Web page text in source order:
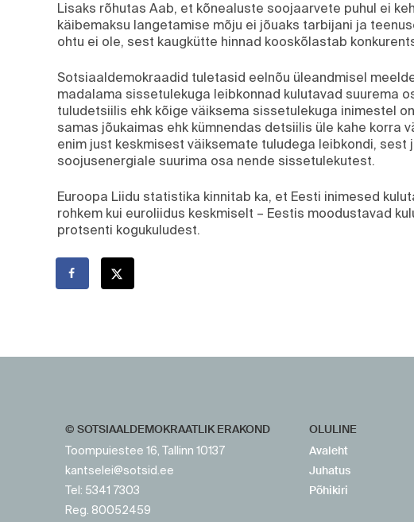
Lisaks rõhutas Aab, et kõnealuste soojaarvete puhul ei
käibemaksu langetamise mõju ei jõuaks tarbijani ja
ohtu ei ole, sest kaugkütte hinnad kooskõlastab
Sotsiaaldemokraadid tuletasid eelnõu üleandmisel
madalama sissetulekuga leibkonnad kulutavad suurema
tuludetsiilis ehk kõige väiksema sissetulekuga inimestel
samas jõukaimas ehk kümnendas detsiilis üle kahe korra
enim just keskmisest väiksemate tuludega leibkondi, sest
soojusenergiale suurima osa nende sissetulekutest.
Euroopa Liidu statistika kinnitab ka, et Eesti inimesed
rohkem kui euroliidus keskmiselt – Eestis moodustavad
protsenti kogukuludest.
© SOTSIAALDEMOKRAATLIK ERAKOND
Toompuiestee 16, Tallinn 10137
kantselei@sotsid.ee
Tel: 5341 7303
Reg. 80052459
OLULINE
Avaleht
Juhatus
Põhikiri